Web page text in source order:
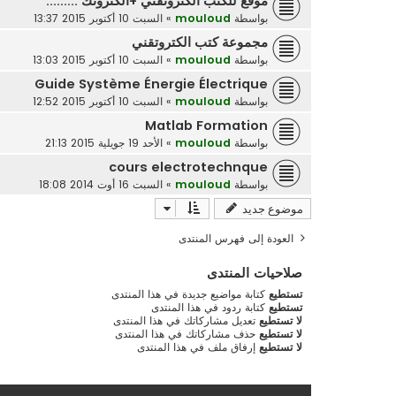
بواسطة mouloud
» السبت 10 أكتوبر 2015 13:37
مجموعة كتب الكتروتقني
بواسطة mouloud
» السبت 10 أكتوبر 2015 13:03
Guide Système Énergie Électrique
بواسطة mouloud
» السبت 10 أكتوبر 2015 12:52
Matlab Formation
بواسطة mouloud
» الأحد 19 جويلية 2015 21:13
cours electrotechnque
بواسطة mouloud
» السبت 16 أوت 2014 18:08
موضوع جديد
العودة إلى فهرس المنتدى
صلاحيات المنتدى
تستطيع كتابة مواضيع جديدة في هذا المنتدى
تستطيع كتابة ردود في هذا المنتدى
لا تستطيع تعديل مشاركاتك في هذا المنتدى
لا تستطيع حذف مشاركاتك في هذا المنتدى
لا تستطيع إرفاق ملف في هذا المنتدى